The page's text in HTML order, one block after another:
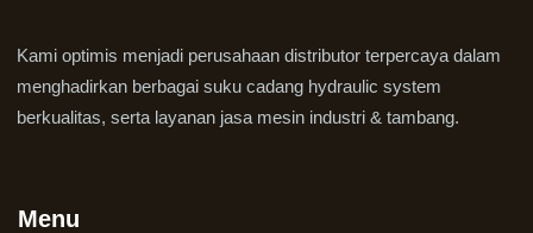
Kami optimis menjadi perusahaan distributor terpercaya dalam
menghadirkan berbagai suku cadang hydraulic system
berkualitas, serta layanan jasa mesin industri & tambang.
Menu